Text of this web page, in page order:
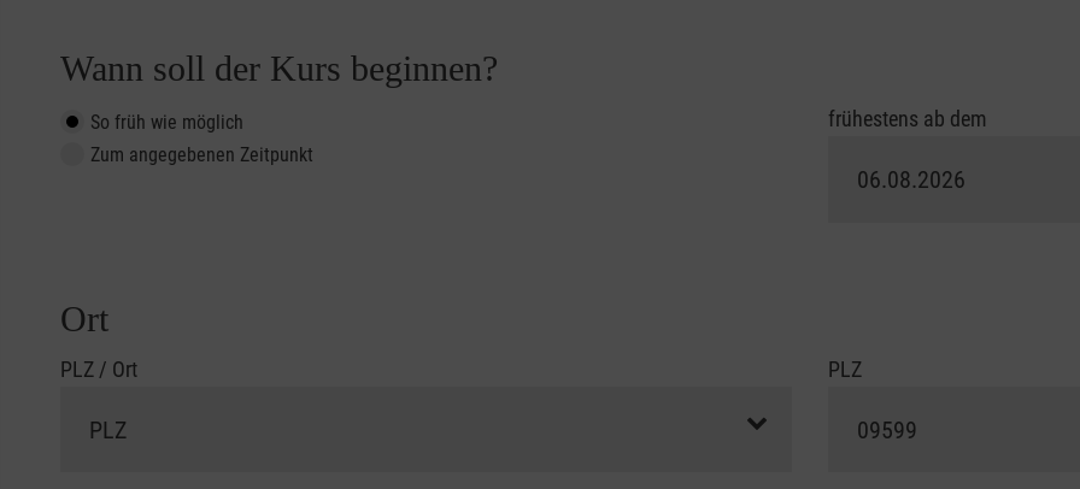
Wann soll der Kurs beginnen?
So früh wie möglich
Zum angegebenen Zeitpunkt
frühestens ab dem
Ort
PLZ / Ort PLZ